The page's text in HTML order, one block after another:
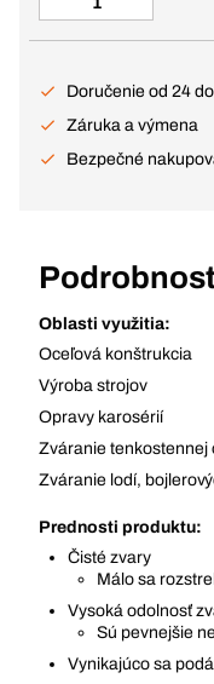
Doručenie od 24
Záruka a výmena
Bezpečné
Oblasti využitia:
Oceľová konštrukcia
Výroba strojov
Opravy karosérií
Zváranie tenkostennej
Zváranie lodí,
Prednosti produktu:
Čisté zvary
Málo sa
Vysoká odolnosť
Sú pevnejšie
Vynikajúco sa